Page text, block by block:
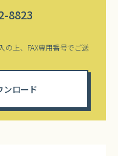
8823
の上、FAX専用番号でご送
ンロード